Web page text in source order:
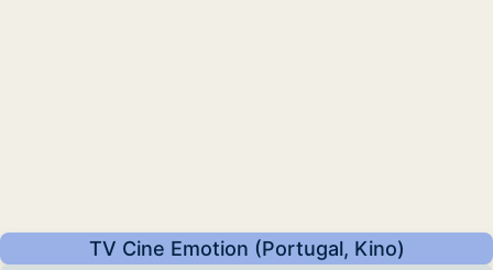
TV Cine Emotion (Portugal, Kino)